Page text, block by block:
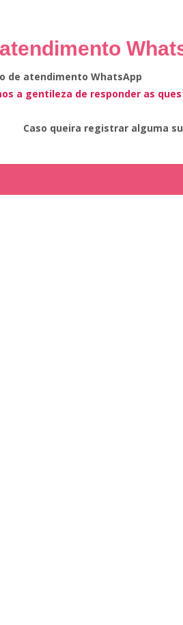
de atendimento WhatsApp
a gentileza de responder as
Caso queira registrar alguma